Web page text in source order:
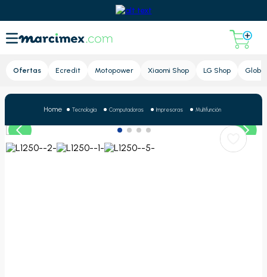
Ofertas Ecredit Motopower Xiaomi Shop LG Shop Global
Tecnología Computadoras Impresoras Multifunción